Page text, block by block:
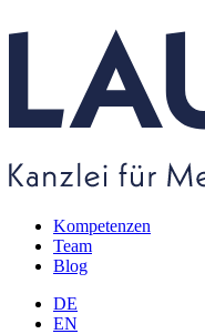
Kompetenzen
Team
Blog
DE
EN